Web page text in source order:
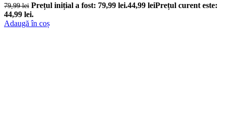
79,99lei Prețul inițial a fost: 79,99 lei.44,99 leiPrețul curent este:
44,99 lei.
Adaugă în coș